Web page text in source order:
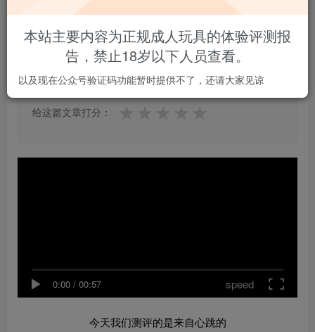
★★★★★
★★★★★ 0 人参与
给这篇文章打分：
0:00 / 00:57 speed
今天我们测评的是来自心跳的
本站主要内容为正规成人玩具的体验评测报
告，禁止18岁以下人员查看。
以及现在公众号验证码功能暂时提供不了，还请大家见谅